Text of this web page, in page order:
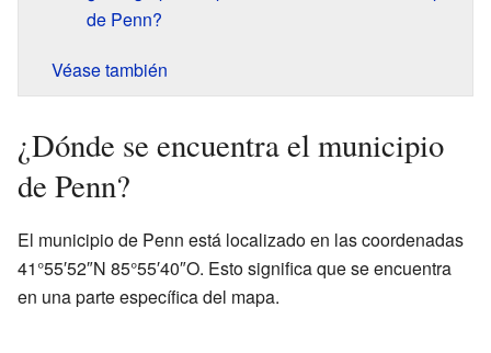
de Penn?
Véase también
¿Dónde se encuentra el municipio
de Penn?
El municipio de Penn está localizado en las coordenadas
41°55′52″N 85°55′40″O. Esto significa que se encuentra
en una parte específica del mapa.